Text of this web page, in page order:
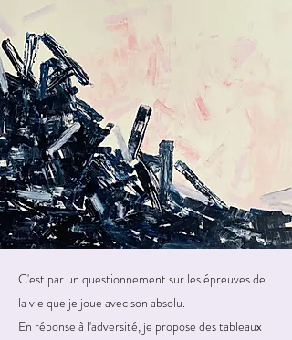
C'est par un questionnement sur les épreuves de
la vie que je joue avec son absolu.
En réponse à l'adversité, je propose des tableaux